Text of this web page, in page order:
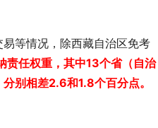
等情况，除西藏自治区免考
责任权重，其中13个省（自治
别相差2.6和1.8个百分点。